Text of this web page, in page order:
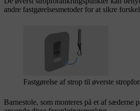
andre fastgørelsesmetoder for at sikre
Fastgørelse af strop til øverste
Barnestole, som monteres på et af sæderne